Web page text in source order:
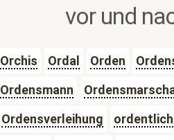
vor und
Orchis Ordal Orden
Ordensmann
Ordensverleihung ordentlich